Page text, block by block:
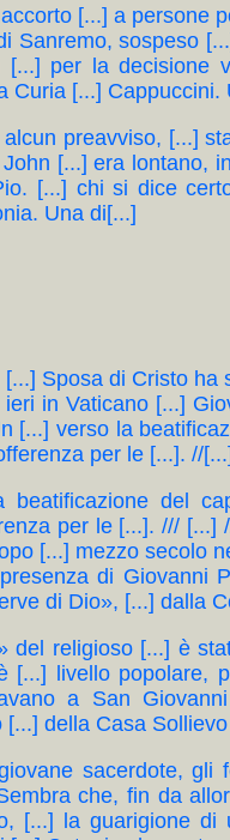
[...] a persone
Sanremo, sospeso
per la decisione
Curia [...] Cappuccini.
preavviso, [...]
[...] era lontano,
[...] chi si dice
Una di[...]
[...] Sposa di Cristo
in Vaticano [...]
[...] verso la
per le [...]. //[...]
beatificazione del
per le [...]. ///
[...] mezzo secolo
di Giovanni
di Dio», [...] dalla
del religioso [...] è
[...] livello popolare,
a San
della Casa
sacerdote,
che, fin da
[...] la guarigione